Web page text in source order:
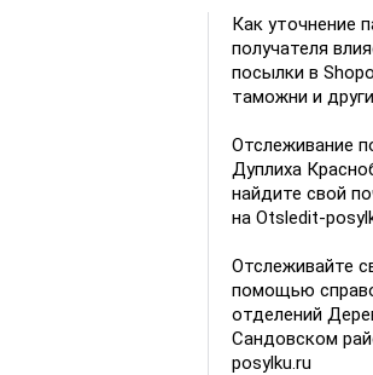
Как уточнение
получателя
посылки в
таможни и
Отслеживание
Дуплиха
найдите свой
на Otsledit-
Отслеживайте
помощью
отделений
Сандовском
posylku.ru